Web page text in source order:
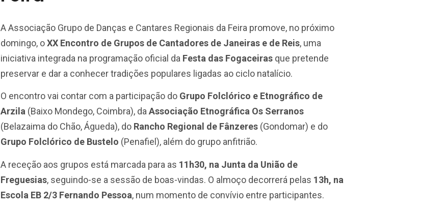
A Associação Grupo de Danças e Cantares Regionais da Feira promove, no próximo
domingo, oXX Encontro de Grupos de Cantadores de Janeiras e de Reis, uma
iniciativa integrada na programação oficial da Festa das Fogaceirasque pretende
preservar e dar a conhecer tradições populares ligadas ao ciclo natalício.
O encontro vai contar com a participação do Grupo Folclórico e Etnográfico de
Arzila(Baixo Mondego, Coimbra), daAssociação Etnográfica Os Serranos
(Belazaima do Chão, Águeda), do Rancho Regional de Fânzeres(Gondomar) e do
Grupo Folclórico de Bustelo (Penafiel), além do grupo anfitrião.
A receção aos grupos está marcada para as 11h30, na Junta da União de
Freguesias, seguindo-se a sessão de boas-vindas. O almoço decorrerá pelas 13h, na
Escola EB 2/3 Fernando Pessoa, num momento de convívio entre participantes.